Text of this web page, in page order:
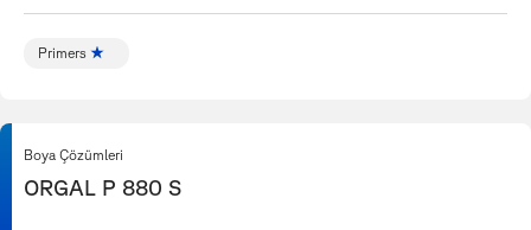
Primers
Boya Çözümleri
ORGAL P 880 S